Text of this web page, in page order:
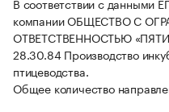
В соответствии с данными
компании ОБЩЕСТВО С
ОТВЕТСТВЕННОСТЬЮ
28.30.84 Производство
птицеводства.
Общее количество